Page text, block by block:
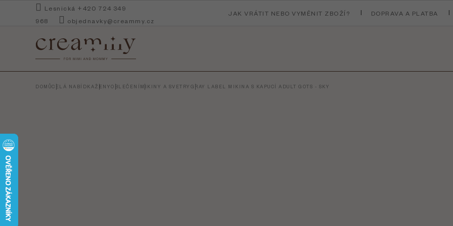
Lesnická +420 724 349
968
objednavky@creammy.cz
JAK VRÁTIT NEBO VYMĚNIT ZBOŽÍ? DOPRAVA A PLATBA
DOMŮCELÁ NABÍDKAŽENYOBLEČENÍ MIKINY A SVETRY GRAY LABEL MIKINA S KAPUCÍ ADULT GOTS - SKY